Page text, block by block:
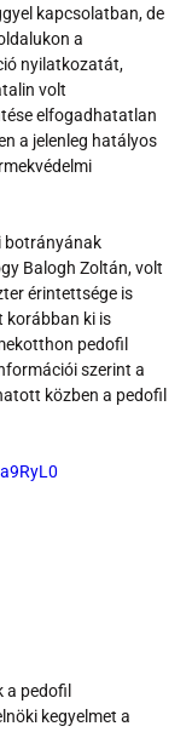
kapcsolatban, de
a
nyilatkozatát,
volt
elfogadhatatlan
a jelenleg hatályos
botrányának
Balogh Zoltán, volt
érintettsége is
korábban ki is
pedofil
szerint a
közben a pedofil
a pedofil
kegyelmet a